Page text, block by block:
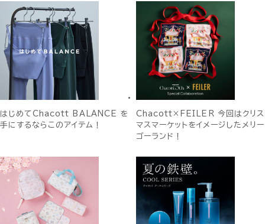
はじめてChacott BALANCE を
手にするならこのアイテム！
Chacott×FEILER 今回はクリス
マスマーケットをイメージしたメリー
ゴーランド！